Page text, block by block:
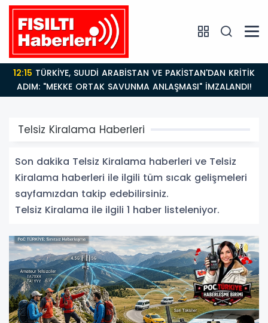
12:15
ADIM: "MEKKE ORTAK SAVUNMA ANLAŞMASI" İMZALANDI!
Telsiz Kiralama Haberleri
Son dakika Telsiz Kiralama haberleri ve Telsiz
Kiralama haberleri ile ilgili tüm sıcak gelişmeleri
sayfamızdan takip edebilirsiniz.
Telsiz Kiralama ile ilgili 1 haber listeleniyor.